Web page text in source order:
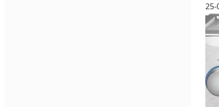
25-